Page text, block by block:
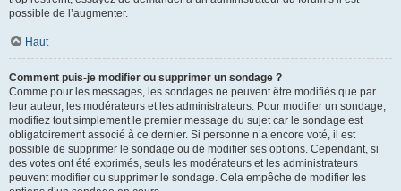
possible de l’augmenter.
Haut
Comment puis-je modifier ou supprimer un sondage ?
Comme pour les messages, les sondages ne peuvent être modifiés que par
leur auteur, les modérateurs et les administrateurs. Pour modifier un sondage,
modifiez tout simplement le premier message du sujet car le sondage est
obligatoirement associé à ce dernier. Si personne n’a encore voté, il est
possible de supprimer le sondage ou de modifier ses options. Cependant, si
des votes ont été exprimés, seuls les modérateurs et les administrateurs
peuvent modifier ou supprimer le sondage. Cela empêche de modifier les